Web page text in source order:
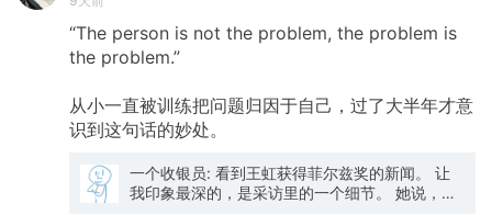
“The person is not the problem, the problem is
the problem.”
从小一直被训练把问题归因于自己，过了大半年才意
识到这句话的妙处。
一个收银员: 看到王虹获得菲尔兹奖的新闻。 让
我印象最深的，是采访里的一个细节。 她说，在